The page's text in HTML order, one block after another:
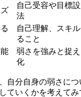
自己受容や目標
法
自己理解、スキ
ること
弱さを強みと捉
化
自分自身の弱さに
ていくかを考えてみ